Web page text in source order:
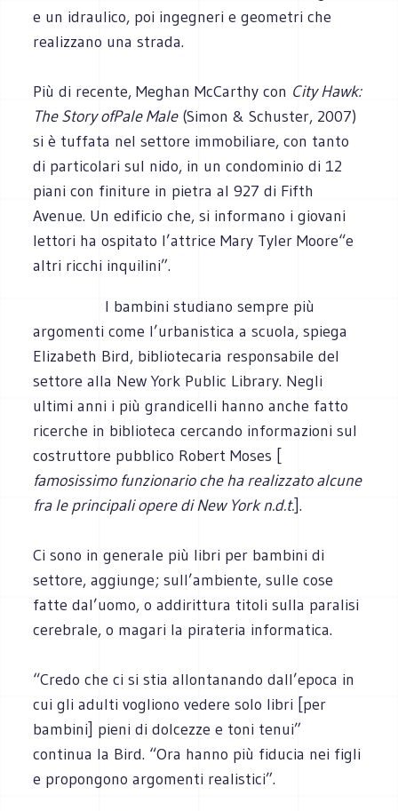
e un idraulico, poi ingegneri e geometri che
realizzano una strada.
Più di recente, Meghan McCarthy con City Hawk:
The Story ofPale Male(Simon & Schuster, 2007)
si è tuffata nel settore immobiliare, con tanto
di particolari sul nido, in un condominio di 12
piani con finiture in pietra al 927 di Fifth
Avenue. Un edificio che, si informano i giovani
lettori ha ospitato l’attrice Mary Tyler Moore“e
altri ricchi inquilini”.
I bambini studiano sempre più
argomenti come l’urbanistica a scuola, spiega
Elizabeth Bird, bibliotecaria responsabile del
settore alla New York Public Library. Negli
ultimi anni i più grandicelli hanno anche fatto
ricerche in biblioteca cercando informazioni sul
costruttore pubblico Robert Moses [
famosissimo funzionario che ha realizzato alcune
fra le principali opere di New York n.d.t.].
Ci sono in generale più libri per bambini di
settore, aggiunge; sull’ambiente, sulle cose
fatte dal’uomo, o addirittura titoli sulla paralisi
cerebrale, o magari la pirateria informatica.
“Credo che ci si stia allontanando dall’epoca in
cui gli adulti vogliono vedere solo libri [per
bambini] pieni di dolcezze e toni tenui”
continua la Bird. “Ora hanno più fiducia nei figli
e propongono argomenti realistici”.